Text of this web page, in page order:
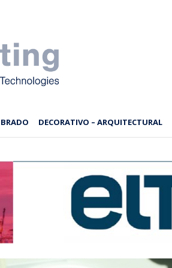
DECORATIVO – ARQUITECTURAL